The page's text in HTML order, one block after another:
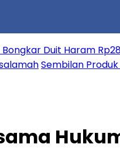
Bongkar Duit Haram
Sembilan